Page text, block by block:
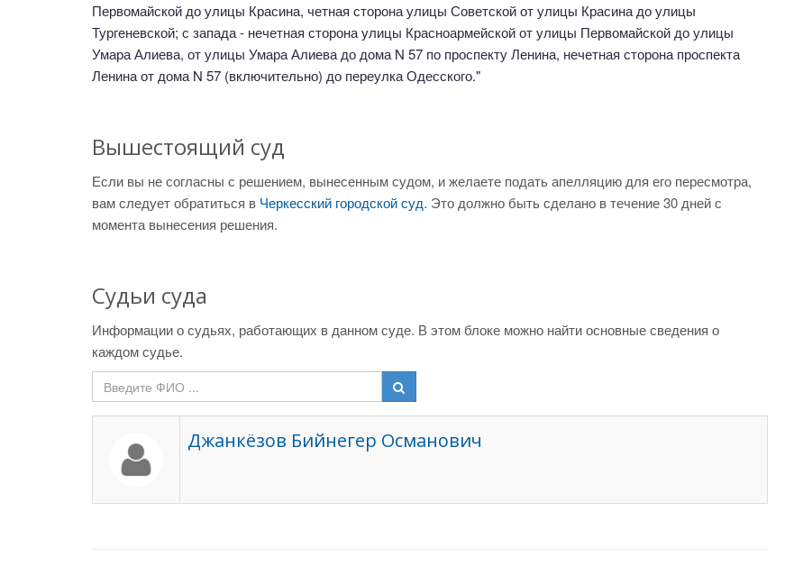
Первомайской до улицы Красина, четная сторона улицы Советской от улицы Красина до улицы
Тургеневской; с запада - нечетная сторона улицы Красноармейской от улицы Первомайской до улицы
Умара Алиева, от улицы Умара Алиева до дома N 57 по проспекту Ленина, нечетная сторона проспекта
Ленина от дома N 57 (включительно) до переулка Одесского."
Вышестоящий суд
Если вы не согласны с решением, вынесенным судом, и желаете подать апелляцию для его пересмотра,
вам следует обратиться в Черкесский городской суд. Это должно быть сделано в течение 30 дней с
момента вынесения решения.
Судьи суда
Информации о судьях, работающих в данном суде. В этом блоке можно найти основные сведения о
каждом судье.
Джанкёзов Бийнегер Османович